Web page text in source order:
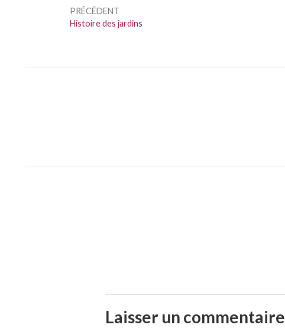
l’article
PRÉCÉDENT
Précédent :
Histoire des jardins
Laisser un commentaire